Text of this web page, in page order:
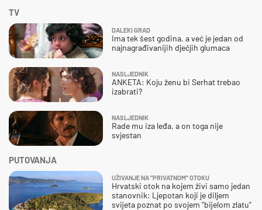
TV
DALEKI GRAD
Ima tek šest godina, a već je jedan od
najnagrađivanijih dječjih glumaca
NASLJEDNIK
ANKETA: Koju ženu bi Serhat trebao
izabrati?
NASLJEDNIK
Rade mu iza leđa, a on toga nije
svjestan
PUTOVANJA
UŽIVANJE NA "PRIVATNOM" OTOKU
Hrvatski otok na kojem živi samo jedan
stanovnik: Ljepotan koji je diljem
svijeta poznat po svojem "bijelom zlatu"